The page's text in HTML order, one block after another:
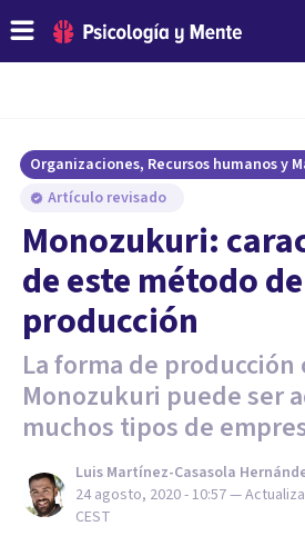
Organizaciones, Recursos humanos y
Artículo revisado
Monozukuri:
de este método de
producción
La forma de producción
Monozukuri puede ser
muchos tipos de
Luis Martínez-Casasola
24 agosto, 2020 - 10:57—
CEST